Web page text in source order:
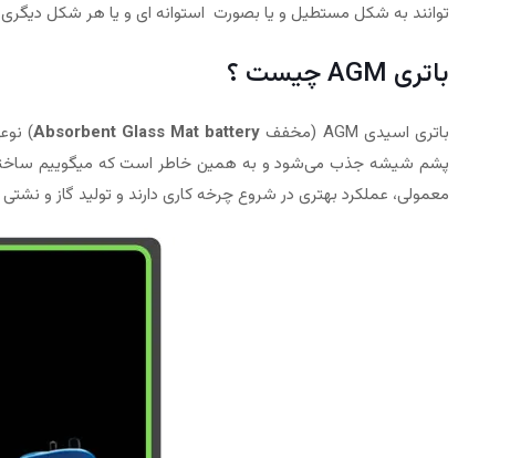
توانند به شکل مستطیل و یا بصورت استوانه ای و یا هر شکل
باتری AGM چیست ؟
باتری اسیدی AGM (مخفف Absorbent Glass Mat battery
)
پشم شیشه جذب می‌شود و به همین خاطر است که میگوییم ساختار
معمولی، عملکرد بهتری در شروع چرخه کاری دارند و تولید گاز و